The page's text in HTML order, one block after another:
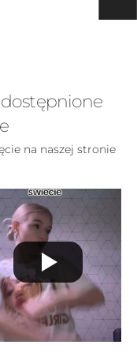
na naszej stronie